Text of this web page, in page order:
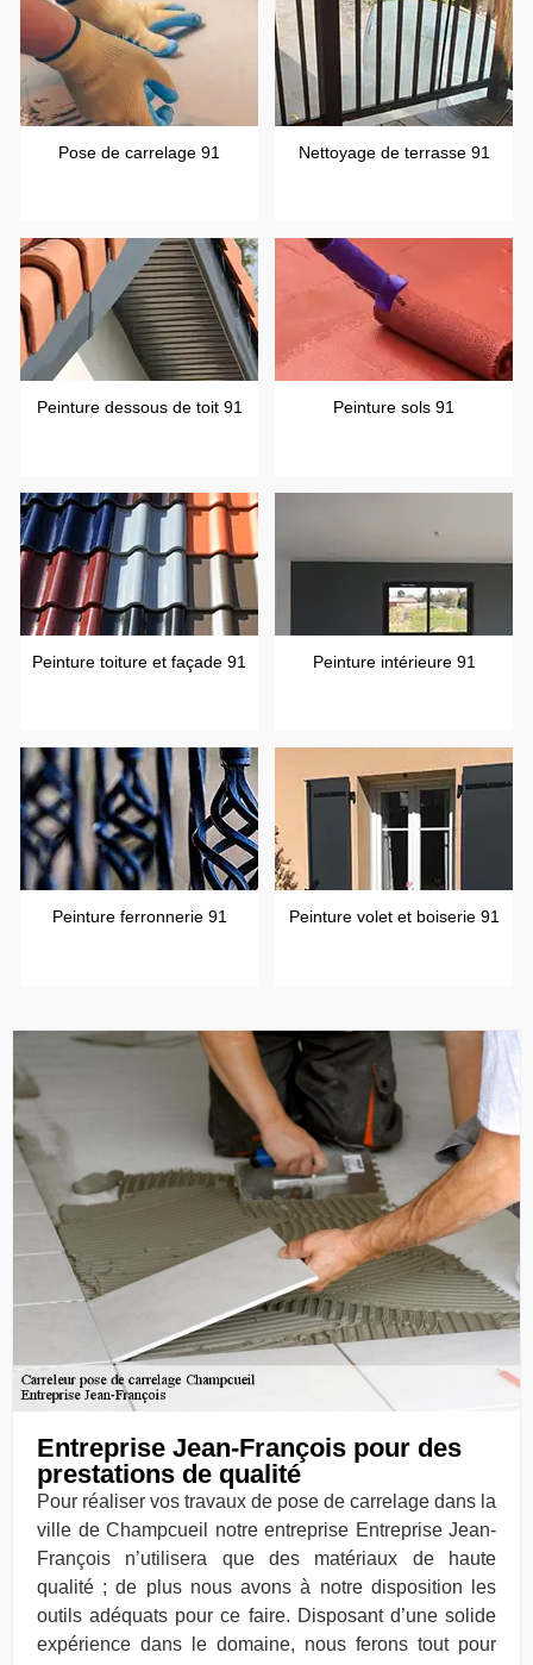
Pose de carrelage 91 Nettoyage de terrasse 91
Peinture dessous de toit 91 Peinture sols 91
Peinture toiture et façade 91 Peinture intérieure 91
Peinture ferronnerie 91 Peinture volet et boiserie 91
Entreprise Jean-François pour des
prestations de qualité
Pour réaliser vos travaux de pose de carrelage dans la
ville de Champcueil notre entreprise Entreprise Jean-
François n’utilisera que des matériaux de haute
qualité ; de plus nous avons à notre disposition les
outils adéquats pour ce faire. Disposant d’une solide
expérience dans le domaine, nous ferons tout pour